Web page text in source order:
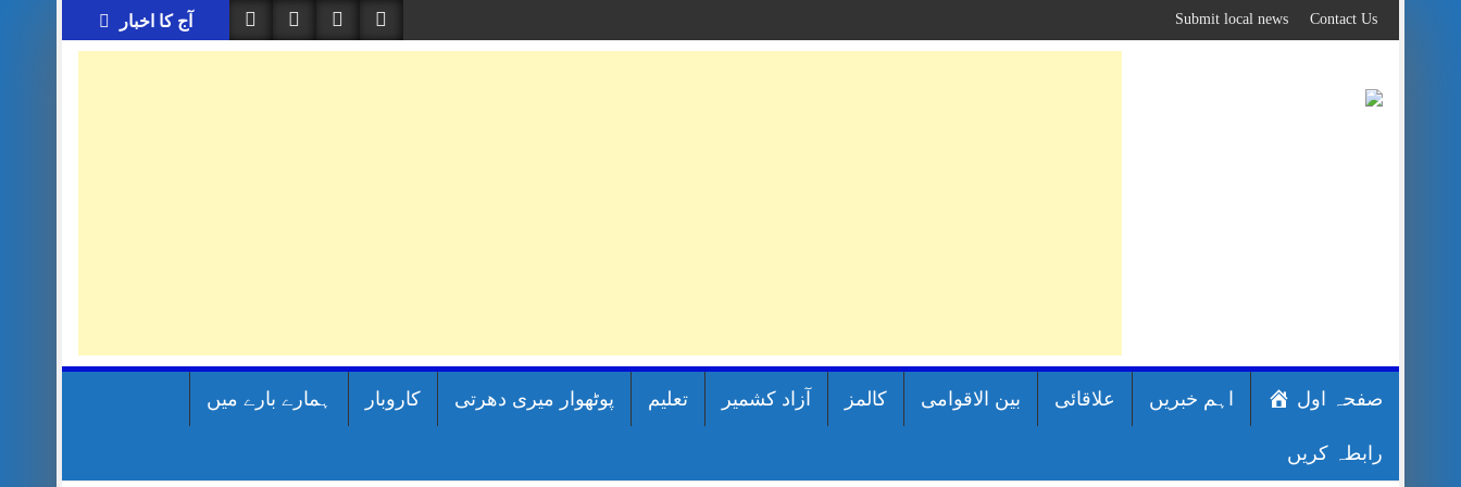
to
content
آج کا اخبار Contact Us
Submit local news
صفحہ اول اہم خبریں علاقائی بین الاقوامی کالمز آزاد کشمیر تعلیم پوٹھوار میری دھرتی کاروبار ہمارے بارے میں
رابطہ کریں